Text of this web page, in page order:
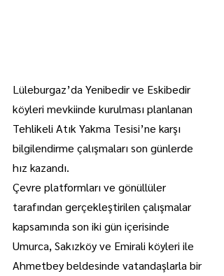
Lüleburgaz’da Yenibedir ve Eskibedir
köyleri mevkiinde kurulması planlanan
Tehlikeli Atık Yakma Tesisi’ne karşı
bilgilendirme çalışmaları son günlerde
hız kazandı.
Çevre platformları ve gönüllüler
tarafından gerçekleştirilen çalışmalar
kapsamında son iki gün içerisinde
Umurca, Sakızköy ve Emirali köyleri ile
Ahmetbey beldesinde vatandaşlarla bir